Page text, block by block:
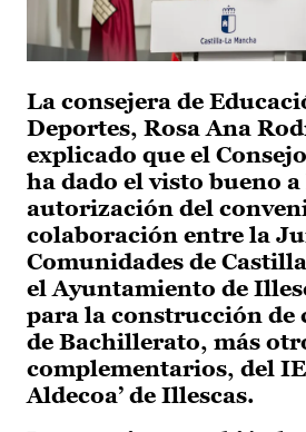
La consejera de
Deportes, Rosa Ana
explicado que el
ha dado el visto bueno a
autorización del
colaboración entre la
Comunidades de
el Ayuntamiento de
para la construcción de
de Bachillerato, más
complementarios, del
Aldecoa’ de Illescas.